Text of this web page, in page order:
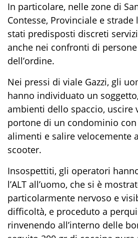
In particolare, nelle zone di
Contesse, Provinciale e
stati predisposti discreti
anche nei confronti di
dell’ordine.
Nei pressi di viale Gazzi, gli
hanno individuato un
ambienti dello spaccio, uscire
portone di un condominio
alimenti e salire velocemente
scooter.
Insospettiti, gli operatori
l’ALT all’uomo, che si è
particolarmente nervoso e
difficoltà, e proceduto a
rinvenendo all’interno delle